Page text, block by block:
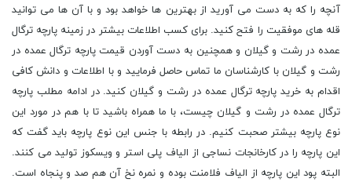
آنچه را که به دست می آورید از بهترین ها خواهد بود و با آن ها می توانید
قله های موفقیت را فتح کنید. برای کسب اطلاعات بیشتر در زمینه پارچه ترگال
عمده در رشت و گیلان و همچنین به دست آوردن قیمت پارچه ترگال عمده در
رشت و گیلان با کارشناسان ما تماس حاصل فرمایید و با اطلاعات و دانش کافی
اقدام به خرید پارچه ترگال عمده در رشت و گیلان کنید. در ادامه مطلب پارچه
ترگال عمده در رشت و گیلان چیست، با ما همراه باشید تا با هم در مورد این
نوع پارچه بیشتر صحبت کنیم. در رابطه‌ با جنس این نوع پارچه باید گفت که
این پارچه را در کارخانجات نساجی از الیاف پلی استر و ویسکوز تولید می کنند.
البته پود این پارچه از الیاف فلامنت بوده و نمره نخ آن هم صد و پنجاه است.